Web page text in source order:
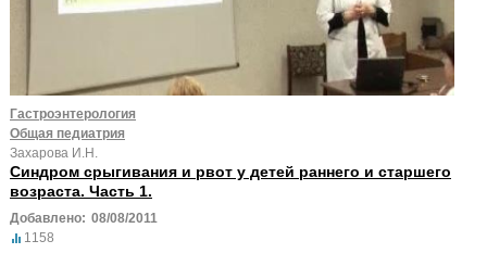
Гастроэнтерология
Общая педиатрия
Захарова И.Н.
Синдром срыгивания и рвот у детей раннего и старшего
возраста. Часть 1.
Добавлено: 08/08/2011
1158